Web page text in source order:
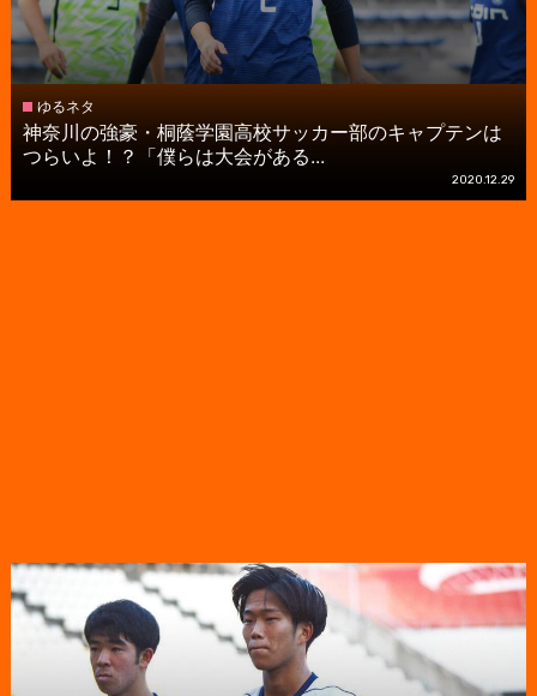
ゆるネタ
神奈川の強豪・桐蔭学園高校サッカー部のキャプテンは
つらいよ！？「僕らは大会がある...
2020.12.29